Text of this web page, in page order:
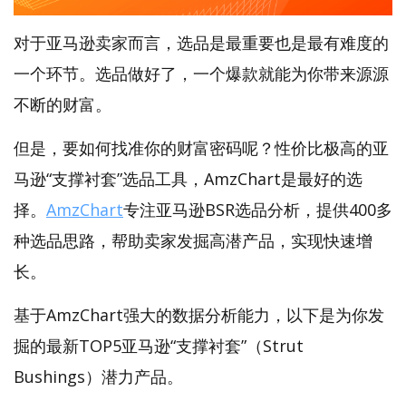
对于亚马逊卖家而言，选品是最重要也是最有难度的
一个环节。选品做好了，一个爆款就能为你带来源源
不断的财富。
但是，要如何找准你的财富密码呢？性价比极高的亚
马逊“支撑衬套”选品工具，AmzChart是最好的选
择。 AmzChart专注亚马逊BSR选品分析，提供400多
种选品思路，帮助卖家发掘高潜产品，实现快速增
长。
基于AmzChart强大的数据分析能力，以下是为你发
掘的最新TOP5亚马逊“支撑衬套”（Strut
Bushings）潜力产品。